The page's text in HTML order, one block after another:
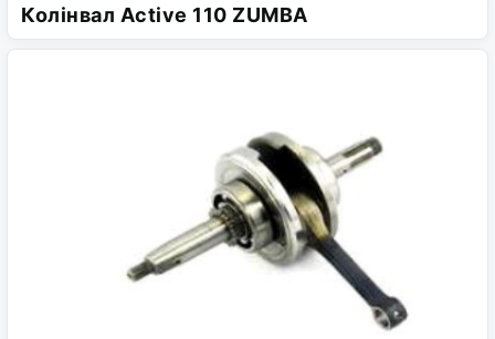
Колінвал Active 110 ZUMBA